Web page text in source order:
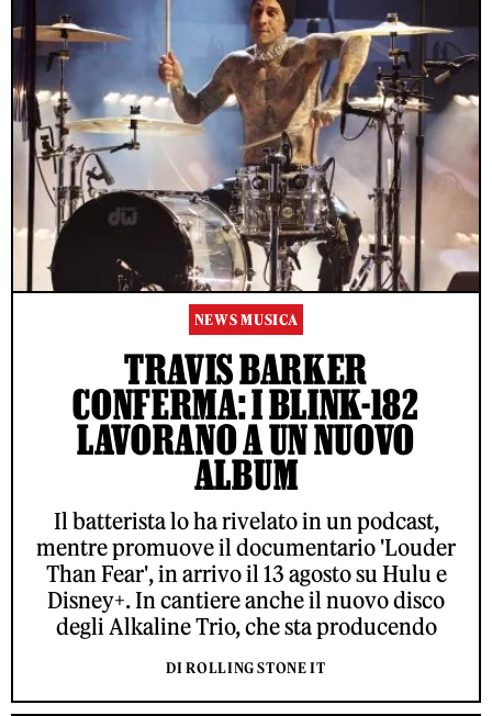
NEWS MUSICA
TRAVIS BARKER
CONFERMA: I BLINK-182
LAVORANO A UN NUOVO
ALBUM
Il batterista lo ha rivelato in un podcast,
mentre promuove il documentario 'Louder
Than Fear', in arrivo il 13 agosto su Hulu e
Disney+. In cantiere anche il nuovo disco
degli Alkaline Trio, che sta producendo
DI ROLLING STONE IT